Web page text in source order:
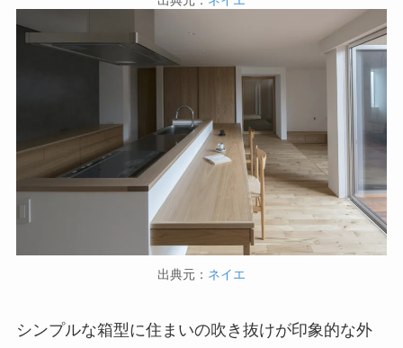
出典元： ネイエ
シンプルな箱型に住まいの吹き抜けが印象的な外